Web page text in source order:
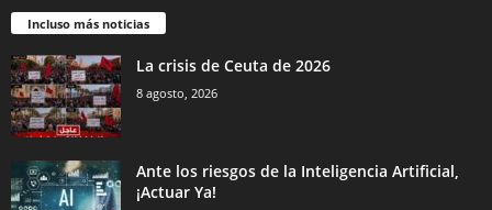
Incluso más noticias
La crisis de Ceuta de 2026
8 agosto, 2026
Ante los riesgos de la Inteligencia Artificial,
¡Actuar Ya!